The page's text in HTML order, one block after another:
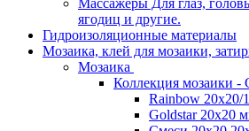
ягодиц и другие.
Гидроизоляционные материалы
Мозаика, клей для мозаики,
Мозаика
Коллекция мозаики
Rainbow 20x20/
Goldstar 20х20